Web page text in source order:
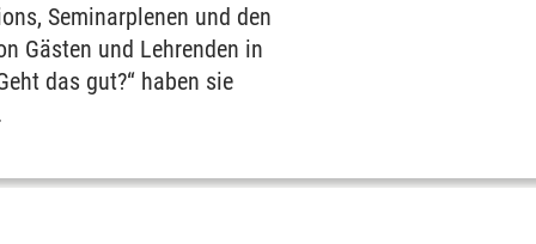
Seminarplenen und den
Gästen und Lehrenden in
das gut?“ haben sie